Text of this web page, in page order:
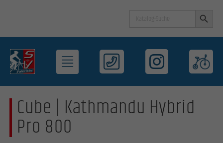
Cube | Kathmandu Hybrid
Pro 800